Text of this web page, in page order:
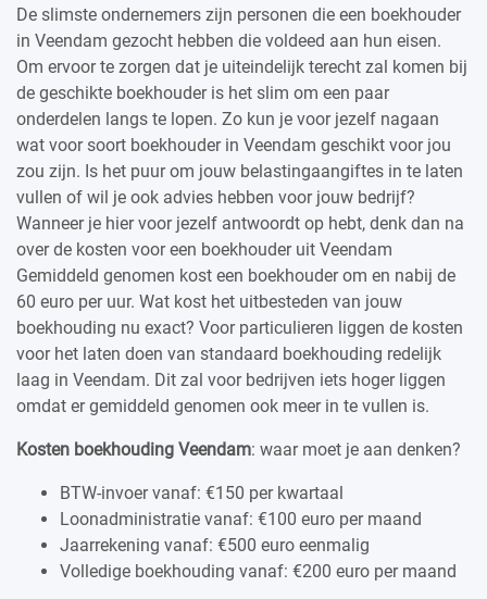
De slimste ondernemers zijn personen die een boekhouder
in Veendam gezocht hebben die voldeed aan hun eisen.
Om ervoor te zorgen dat je uiteindelijk terecht zal komen bij
de geschikte boekhouder is het slim om een paar
onderdelen langs te lopen. Zo kun je voor jezelf nagaan
wat voor soort boekhouder in Veendam geschikt voor jou
zou zijn. Is het puur om jouw belastingaangiftes in te laten
vullen of wil je ook advies hebben voor jouw bedrijf?
Wanneer je hier voor jezelf antwoordt op hebt, denk dan na
over de kosten voor een boekhouder uit Veendam
Gemiddeld genomen kost een boekhouder om en nabij de
60 euro per uur. Wat kost het uitbesteden van jouw
boekhouding nu exact? Voor particulieren liggen de kosten
voor het laten doen van standaard boekhouding redelijk
laag in Veendam. Dit zal voor bedrijven iets hoger liggen
omdat er gemiddeld genomen ook meer in te vullen is.
Kosten boekhouding Veendam: waar moet je aan denken?
BTW-invoer vanaf: €150 per kwartaal
Loonadministratie vanaf: €100 euro per maand
Jaarrekening vanaf: €500 euro eenmalig
Volledige boekhouding vanaf: €200 euro per maand